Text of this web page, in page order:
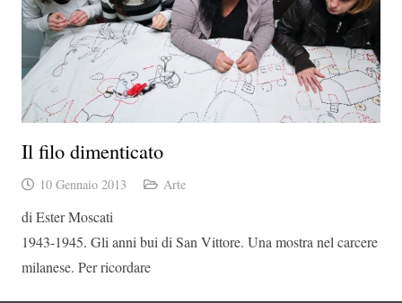
Il filo dimenticato
10 Gennaio 2013 Arte
di Ester Moscati
1943-1945. Gli anni bui di San Vittore. Una mostra nel carcere
milanese. Per ricordare